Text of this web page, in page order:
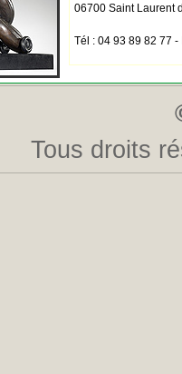
06700 Saint Laurent
Tél : 04 93 89 82 77 -
Tous droits